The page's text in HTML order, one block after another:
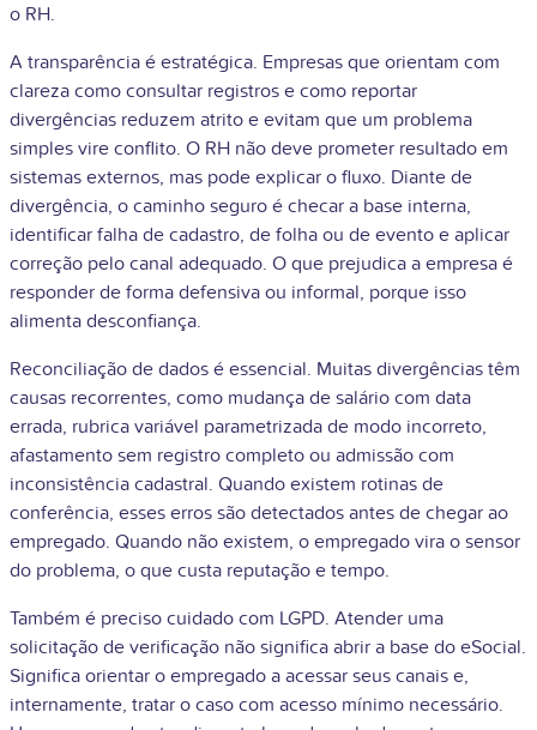
o RH.
A transparência é estratégica. Empresas que orientam com
clareza como consultar registros e como reportar
divergências reduzem atrito e evitam que um problema
simples vire conflito. O RH não deve prometer resultado em
sistemas externos, mas pode explicar o fluxo. Diante de
divergência, o caminho seguro é checar a base interna,
identificar falha de cadastro, de folha ou de evento e aplicar
correção pelo canal adequado. O que prejudica a empresa é
responder de forma defensiva ou informal, porque isso
alimenta desconfiança.
Reconciliação de dados é essencial. Muitas divergências têm
causas recorrentes, como mudança de salário com data
errada, rubrica variável parametrizada de modo incorreto,
afastamento sem registro completo ou admissão com
inconsistência cadastral. Quando existem rotinas de
conferência, esses erros são detectados antes de chegar ao
empregado. Quando não existem, o empregado vira o sensor
do problema, o que custa reputação e tempo.
Também é preciso cuidado com LGPD. Atender uma
solicitação de verificação não significa abrir a base do eSocial.
Significa orientar o empregado a acessar seus canais e,
internamente, tratar o caso com acesso mínimo necessário.